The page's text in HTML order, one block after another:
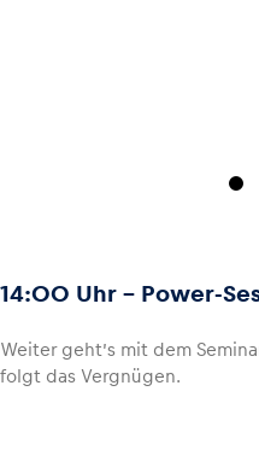
14:00 Uhr - Power-
Weiter geht’s mit dem
folgt das Vergnügen.